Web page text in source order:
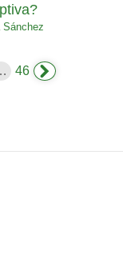
Sánchez
46